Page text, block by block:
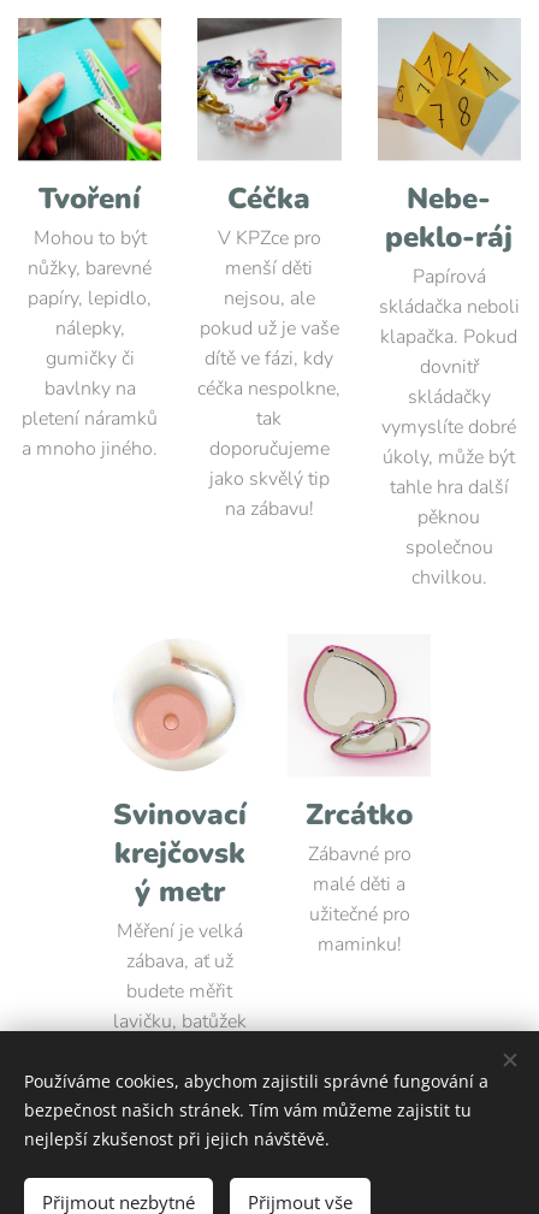
Tvoření
Mohou to být
nůžky, barevné
papíry, lepidlo,
nálepky,
gumičky či
bavlnky na
pletení náramků
a mnoho jiného.
Céčka
V KPZce pro
menší děti
nejsou, ale
pokud už je vaše
dítě ve fázi, kdy
céčka nespolkne,
tak
doporučujeme
jako skvělý tip
na zábavu!
Nebe-
peklo-ráj
Papírová
skládačka neboli
klapačka. Pokud
dovnitř
skládačky
vymyslíte dobré
úkoly, může být
tahle hra další
pěknou
společnou
chvilkou.
Svinovací
krejčovsk
ý metr
Měření je velká
zábava, ať už
budete měřit
lavičku, batůžek
Zrcátko
Zábavné pro
malé děti a
užitečné pro
maminku!
Rodinné centrum Martínek | Podporujeme rodiny
Používáme cookies, abychom zajistili správné fungování a
bezpečnost našich stránek. Tím vám můžeme zajistit tu
nejlepší zkušenost při jejich návštěvě.
Přijmout nezbytné Přijmout vše